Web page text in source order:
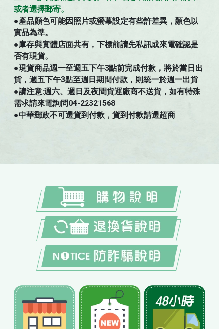
或者選擇郵寄。
●產品顏色可能因照片或螢幕設定有些許差異，顏色以
實品為準。
●庫存與實體店面共有，下標前請先私訊或來電確認是
否有現貨。
●現貨商品週一至週五下午3點前完成付款，將於當日出
貨，週五下午3點至週日期間付款，則統一於週一出貨
●請注意:週六、週日及夜間貨運廠商不送貨，如有特殊
需求請來電詢問04-22321568
●中華郵政不可選貨到付款，貨到付款請選超商